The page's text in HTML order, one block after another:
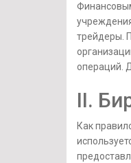
трейдеры.
операций.
II.
Как